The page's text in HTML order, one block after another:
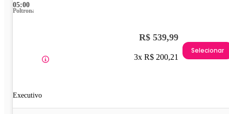
05:00
Poltrona
Executivo
R$ 539,99
3x R$ 200,21
Selecionar